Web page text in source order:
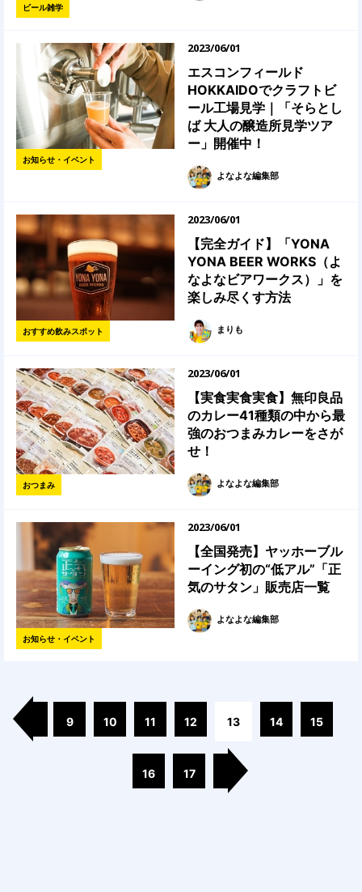
ビール雑学
お知らせ・イベント
2023/06/01
エスコンフィールド
HOKKAIDOでクラフトビ
ール工場見学｜「そらとし
ば 大人の醸造所見学ツア
ー」開催中！
よなよな編集部
おすすめ飲みスポット
2023/06/01
【完全ガイド】「YONA
YONA BEER WORKS（よ
なよなビアワークス）」を
楽しみ尽くす方法
まりも
おつまみ
2023/06/01
【実食実食実食】無印良品
のカレー41種類の中から最
強のおつまみカレーをさが
せ！
よなよな編集部
お知らせ・イベント
2023/06/01
【全国発売】ヤッホーブル
ーイング初の“低アル”「正
気のサタン」販売店一覧
よなよな編集部
9 10 11 12 13 14 15
16 17